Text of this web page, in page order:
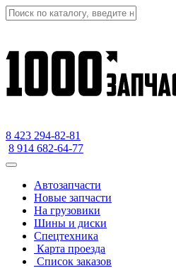
8 423 294-82-81
8 914 682-64-77
Автозапчасти
Новые запчасти
На грузовики
Шины и диски
Спецтехника
Карта проезда
Список заказов